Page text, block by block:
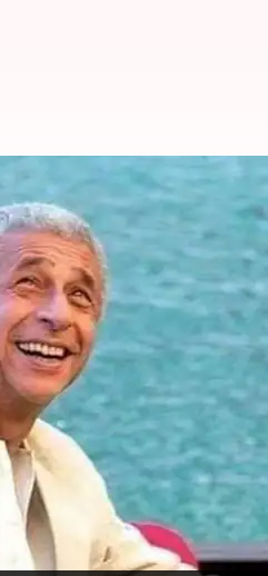
थी रत्ना पाठक के
धर्म की दीवारों को तोड़कर
बात यह है कि क्या दोनों की
उनके परिवार को नसीरुद्दीन के
पूरी तरह से खुश नहीं थे, लेकिन